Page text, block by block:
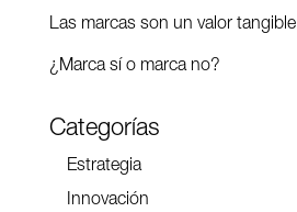
Las marcas son un valor tangible
¿Marca sí o marca no?
Categorías
Estrategia
Innovación